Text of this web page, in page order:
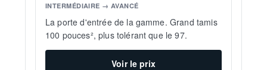
INTERMÉDIAIRE → AVANCÉ
La porte d'entrée de la gamme. Grand tamis
100 pouces², plus tolérant que le 97.
Voir le prix